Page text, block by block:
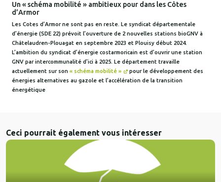
Un « schéma mobilité » ambitieux pour dans les Côtes
d’Armor
Les Cotes d’Armor ne sont pas en reste. Le syndicat départementale
d’énergie (SDE 22) prévoit l’ouverture de 2 nouvelles stations bioGNV à
Châtelaudren-Plouagat en septembre 2023 et Plouisy début 2024.
L’ambition du syndicat d’énergie costarmoricain est d’ouvrir une station
GNV par intercommunalité d’ici à 2025. Le département travaille
actuellement sur son « schéma mobilité »
pour le développement des
énergies alternatives au gazole et l’accélération de la transition
énergétique
Ceci pourrait également vous intéresser